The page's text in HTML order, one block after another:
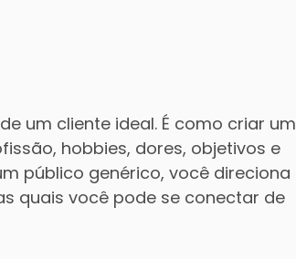
um cliente ideal. É como criar um
hobbies, dores, objetivos e
público genérico, você direciona
quais você pode se conectar de